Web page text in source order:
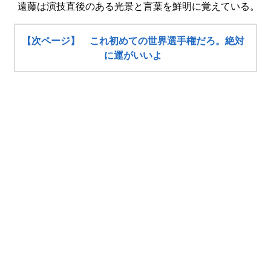
遠藤は演技直後のある光景と言葉を鮮明に覚えている。
【次ページ】 これ初めての世界選手権だろ。絶対
に運がいいよ